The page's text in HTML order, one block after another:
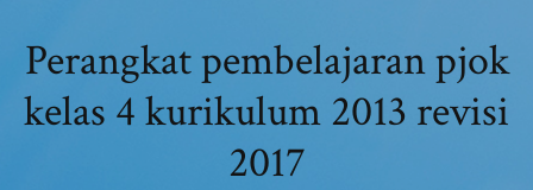
Perangkat pembelajaran pjok
kelas 4 kurikulum 2013 revisi
2017